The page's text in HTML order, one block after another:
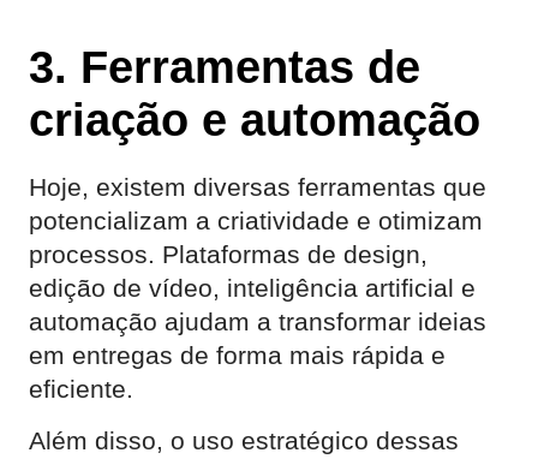
3. Ferramentas de
criação e automação
Hoje, existem diversas ferramentas que
potencializam a criatividade e otimizam
processos. Plataformas de design,
edição de vídeo, inteligência artificial e
automação ajudam a transformar ideias
em entregas de forma mais rápida e
eficiente.
Além disso, o uso estratégico dessas